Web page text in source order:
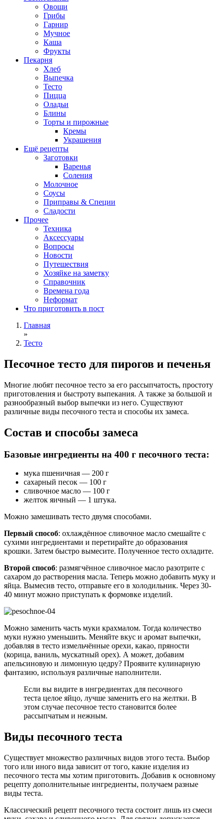
Овощи
Грибы
Гарнир
Мучное
Каша
Фрукты
Пекарня
Хлеб
Выпечка
Тесто
Пицца
Оладьи
Блины
Торты и пирожные
Кремы
Украшения
Ещё рецепты
Заготовки
Варенья
Соления
Молочное
Соусы
Приправы & Специи
Сладости
Прочее
Техника
Аксессуары
Вопросы
Новости
Путешествия
Хозяйке на заметку
Справочник
Времена года
Неформат
Что приготовить в пост
Главная
»
Тесто
Песочное тесто для пирогов и печенья
Многие любят песочное тесто за его рассыпчатость, простоту
приготовления и быстроту выпекания. А также за большой и
разнообразный выбор выпечки из него. Существуют
различные виды песочного теста и способы их замеса.
Состав и способы замеса
Базовые ингредиенты на 400 г песочного теста:
мука пшеничная — 200 г
сахарный песок — 100 г
сливочное масло — 100 г
желток яичный — 1 штука.
Можно замешивать тесто двумя способами.
Первый способ: охлаждённое сливочное масло смешайте с
сухими ингредиентами и перетирайте до образования
крошки. Затем быстро вымесите. Полученное тесто охладите.
Второй способ: размягчённое сливочное масло разотрите с
сахаром до растворения масла. Теперь можно добавить муку и
яйца. Вымесив тесто, отправьте его в холодильник. Через 30-
40 минут можно приступать к формовке изделий.
Можно заменить часть муки крахмалом. Тогда количество
муки нужно уменьшить. Меняйте вкус и аромат выпечки,
добавляя в тесто измельчённые орехи, какао, пряности
(корица, ваниль, мускатный орех). А может, добавим
апельсиновую и лимонную цедру? Проявите кулинарную
фантазию, используя различные наполнители.
Если вы видите в ингредиентах для песочного
теста целое яйцо, лучше заменить его на желтки. В
этом случае песочное тесто становится более
рассыпчатым и нежным.
Виды песочного теста
Существует множество различных видов этого теста. Выбор
того или иного вида зависит от того, какие изделия из
песочного теста мы хотим приготовить. Добавив к основному
рецепту дополнительные ингредиенты, получаем разные
виды теста.
Классический рецепт песочного теста состоит лишь из смеси